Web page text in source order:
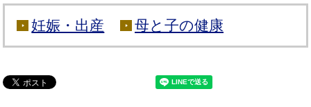
妊娠・出産 母と子の健康